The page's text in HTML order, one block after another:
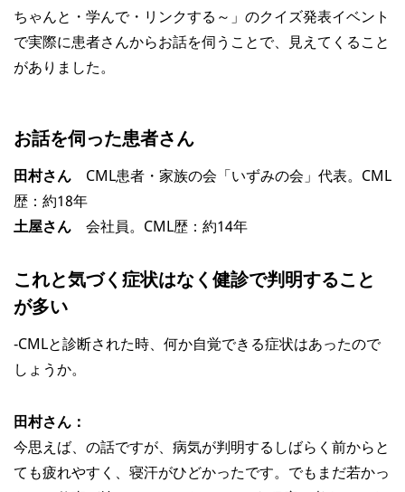
ちゃんと・学んで・リンクする～」のクイズ発表イベント
で実際に患者さんからお話を伺うことで、見えてくること
がありました。
お話を伺った患者さん
田村さん CML患者・家族の会「いずみの会」代表。CML
歴：約18年
土屋さん 会社員。CML歴：約14年
これと気づく症状はなく健診で判明すること
が多い
‐CMLと診断された時、何か自覚できる症状はあったので
しょうか。
田村さん：
今思えば、の話ですが、病気が判明するしばらく前からと
ても疲れやすく、寝汗がひどかったです。でもまだ若かっ